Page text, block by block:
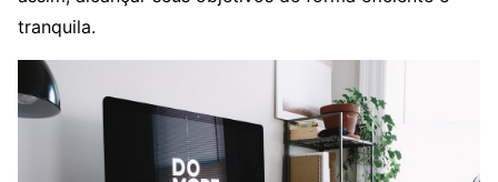
tranquila.